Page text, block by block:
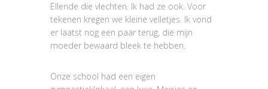
Ellende die vlechten. Ik had ze ook. Voor
tekenen kregen we kleine velletjes. Ik vond
er laatst nog een paar terug, die mijn
moeder bewaard bleek te hebben.
Onze school had een eigen